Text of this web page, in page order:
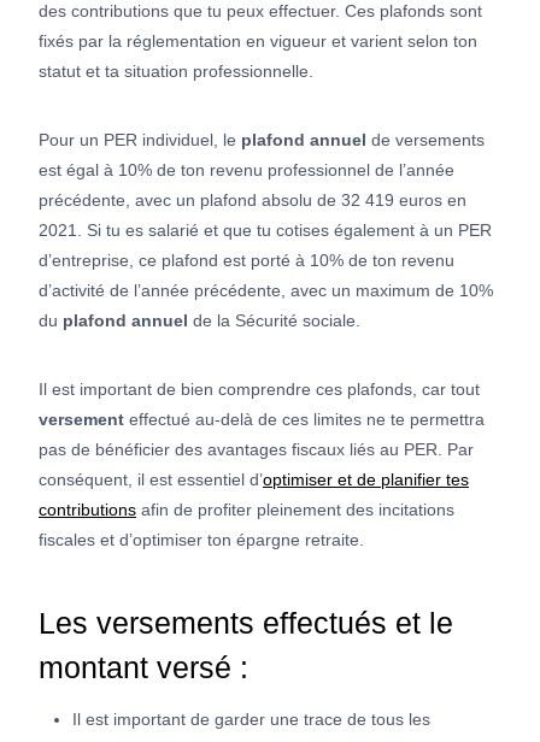
des contributions que tu peux effectuer. Ces plafonds sont
fixés par la réglementation en vigueur et varient selon ton
statut et ta situation professionnelle.
Pour un PER individuel, le plafond annuel de versements
est égal à 10% de ton revenu professionnel de l’année
précédente, avec un plafond absolu de 32 419 euros en
2021. Si tu es salarié et que tu cotises également à un PER
d’entreprise, ce plafond est porté à 10% de ton revenu
d’activité de l’année précédente, avec un maximum de 10%
du plafond annuel de la Sécurité sociale.
Il est important de bien comprendre ces plafonds, car tout
versement effectué au-delà de ces limites ne te permettra
pas de bénéficier des avantages fiscaux liés au PER. Par
conséquent, il est essentiel d’optimiser et de planifier tes
contributions afin de profiter pleinement des incitations
fiscales et d’optimiser ton épargne retraite.
Les versements effectués et le
montant versé :
Il est important de garder une trace de tous les